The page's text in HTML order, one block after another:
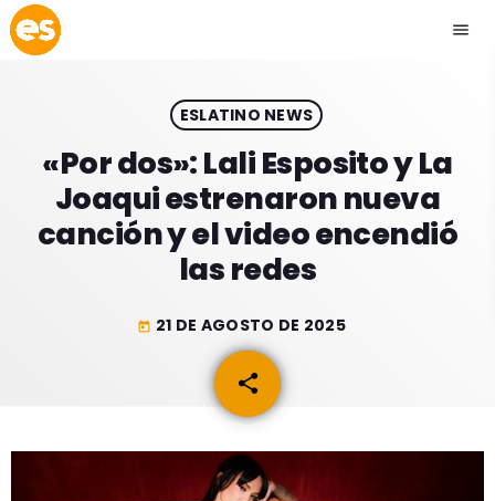
menu
EMISIÓN LA PAZ
play_arrow EMISIÓN COCHABAMBA
ESLATINO NEWS
ESLATINO NEWS
«Por dos»: Lali Esposito y La
Joaqui estrenaron nueva
canción y el video encendió
las redes
today 21 DE AGOSTO DE 2025
share
email